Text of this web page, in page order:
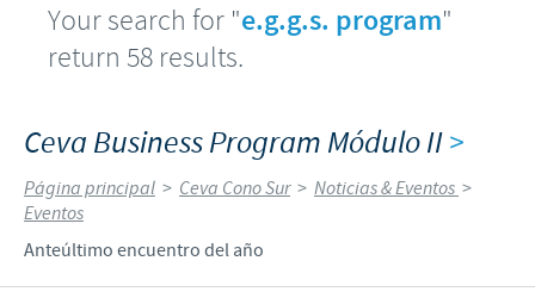
Your search for "e.g.g.s. program"
return 58 results.
Ceva Business Program Módulo II>
Página principal > Ceva Cono Sur > Noticias & Eventos >
Eventos
Anteúltimo encuentro del año